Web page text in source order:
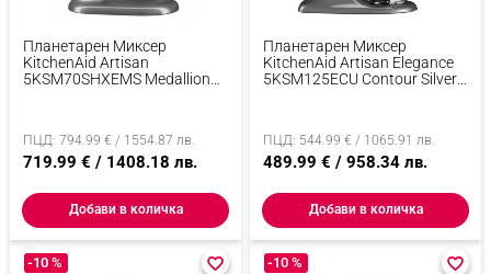
Планетарен Миксер
KitchenAid Artisan
5KSM70SHXEMS Medallion
Купата, Специална Скорост
Fold, Flex Edge, Сив Металик
ПЦД: 794.99 € / 1554.87 лв.
719.99 € / 1408.18 лв.
Добави в количка
Планетарен Миксер
KitchenAid Artisan Elegance
5KSM125ECU Contour Silver,
ПЦД: 544.99 € / 1065.91 лв.
489.99 € / 958.34 лв.
Добави в количка
-10 % favorite_border
favorite_border -10 % favorite_border
favorite_border